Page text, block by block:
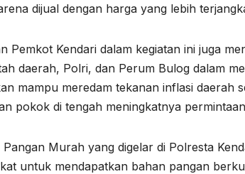
dijual dengan harga yang lebih
Pemkot Kendari dalam kegiatan ini juga
daerah, Polri, dan Perum Bulog dalam
mampu meredam tekanan inflasi daerah
pokok di tengah meningkatnya
Pangan Murah yang digelar di Polresta
untuk mendapatkan bahan pangan